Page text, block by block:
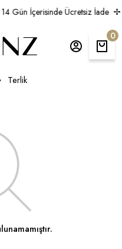
14 Gün İçerisinde Ücretsiz İade
0
Terlik